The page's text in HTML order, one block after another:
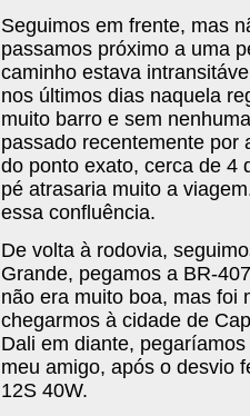
Seguimos em frente, mas
passamos próximo a uma
caminho estava
nos últimos dias naquela
muito barro e sem
passado recentemente por
do ponto exato, cerca de 4
pé atrasaria muito a
essa confluência.
De volta à rodovia,
Grande, pegamos a BR-
não era muito boa, mas foi
chegarmos à cidade de
Dali em diante,
meu amigo, após o desvio
12S 40W.